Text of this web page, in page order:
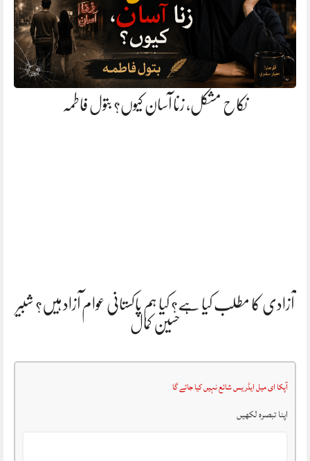
نکاح مشکل، زنا آسان کیوں؟ بتول فاطمہ
آزادی کا مطلب کیا ہے؟ کیا ہم پاکستانی عوام آزاد ہیں؟ شبیر
حسین کمال
آپکا ای میل ایڈریس شائع نہیں کیا جائے گا
اپنا تبصرہ لکھیں